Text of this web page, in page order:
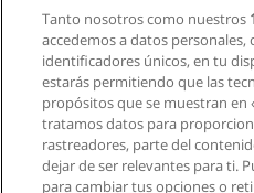
Tanto nosotros como nuestros
accedemos a datos
identificadores únicos, en tu
estarás permitiendo que las
propósitos que se muestran en
tratamos datos para
rastreadores, parte del
dejar de ser relevantes para ti.
para cambiar tus opciones o